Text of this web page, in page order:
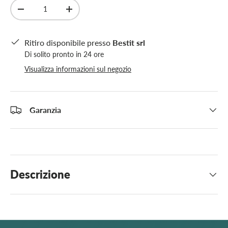
Q.tà
-
+
Ritiro disponibile presso Bestit srl
Di solito pronto in 24 ore
Visualizza informazioni sul negozio
Garanzia
Descrizione